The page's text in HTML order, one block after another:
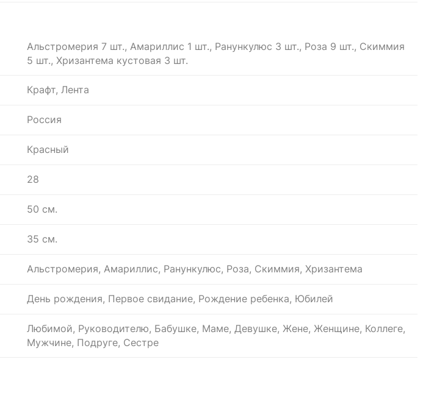
Альстромерия 7 шт., Амариллис 1 шт., Ранункулюс 3 шт., Роза 9 шт., Скиммия
5 шт., Хризантема кустовая 3 шт.
Крафт, Лента
Россия
Красный
28
50 см.
35 см.
Альстромерия, Амариллис, Ранункулюс, Роза, Скиммия, Хризантема
День рождения, Первое свидание, Рождение ребенка, Юбилей
Любимой, Руководителю, Бабушке, Маме, Девушке, Жене, Женщине, Коллеге,
Мужчине, Подруге, Сестре